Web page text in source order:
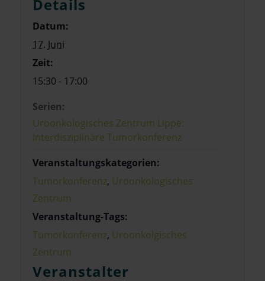
Details
Datum:
17. Juni
Zeit:
15:30 - 17:00
Serien:
Uroonkologisches Zentrum Lippe:
Interdisziplinäre Tumorkonferenz
Veranstaltungskategorien:
Tumorkonferenz, Uroonkologisches
Zentrum
Veranstaltung-Tags:
Tumorkonferenz, Uroonkolgisches
Zentrum
Veranstalter